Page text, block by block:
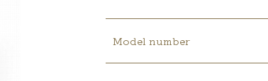
Model number